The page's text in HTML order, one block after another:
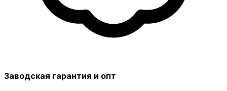
Заводская гарантия и опт